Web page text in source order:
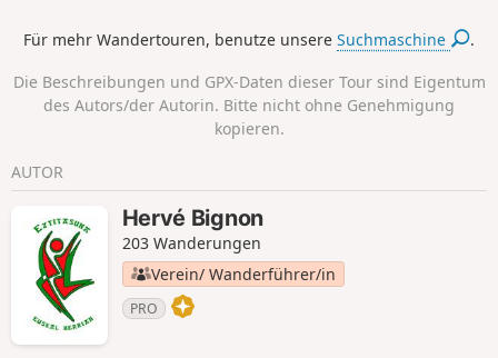
Für mehr Wandertouren, benutze unsereSuchmaschine .
Die Beschreibungen und GPX-Daten dieser Tour sind Eigentum
des Autors/der Autorin. Bitte nicht ohne Genehmigung
kopieren.
AUTOR
Hervé Bignon
203 Wanderungen
Verein/ Wanderführer/in
PRO